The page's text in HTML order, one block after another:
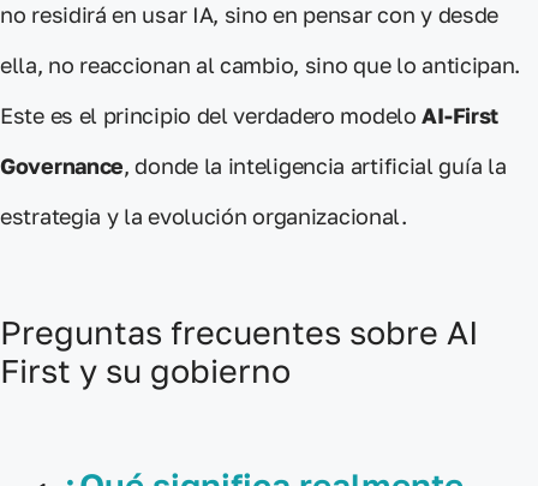
no residirá en usar IA, sino en pensar con y desde
ella, no reaccionan al cambio, sino que lo anticipan.
Este es el principio del verdadero modeloAI-First
Governance, donde la inteligencia artificial guía la
estrategia y la evolución organizacional.
Preguntas frecuentes sobre AI
First y su gobierno